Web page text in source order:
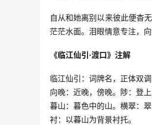
自从和她离别以来彼此便杳
茫茫水面。泪眼情意专注，
《临江仙引·渡口》注解
临江仙引：词牌名，正体双
向晚：近晚，傍晚。陟：登
暮山：暮色中的山。横翠：翠
衬：以暮山为背景衬托。